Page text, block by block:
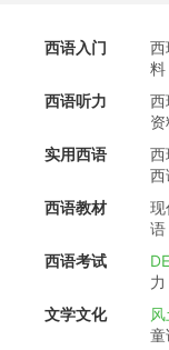
西语入门 西
料
西语听力
西
实用西语
西
西
西语教材
现
语
西语考试
力
文学文化
童